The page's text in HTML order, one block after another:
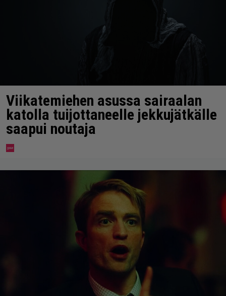
Viikatemiehen asussa sairaalan
katolla tuijottaneelle jekkujätkälle
saapui noutaja